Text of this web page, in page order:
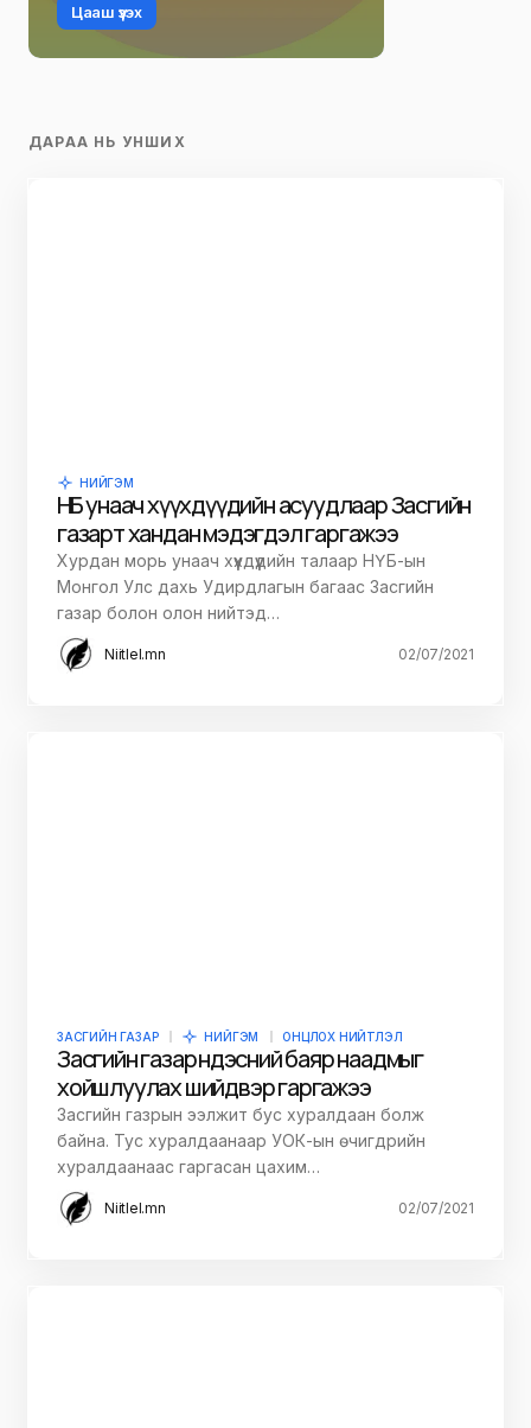
Цааш үзэх
ДАРАА НЬ УНШИХ
НИЙГЭМ
НҮБ унаач хүүхдүүдийн асуудлаар Засгийн
газарт хандан мэдэгдэл гаргажээ
Хурдан морь унаач хүүхдүүдийн талаар НҮБ-ын
Монгол Улс дахь Удирдлагын багаас Засгийн
газар болон олон нийтэд…
Niitlel.mn 02/07/2021
ЗАСГИЙН ГАЗАР НИЙГЭМ ОНЦЛОХ НИЙТЛЭЛ
Засгийн газар Үндэсний баяр наадмыг
хойшлуулах шийдвэр гаргажээ
Засгийн газрын ээлжит бус хуралдаан болж
байна. Тус хуралдаанаар УОК-ын өчигдрийн
хуралдаанаас гаргасан цахим…
Niitlel.mn 02/07/2021